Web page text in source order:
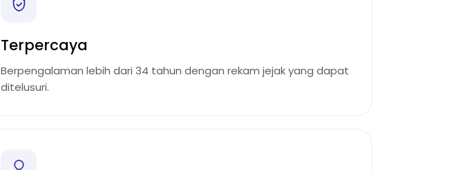
Terpercaya
Berpengalaman lebih dari 34 tahun dengan rekam jejak yang dapat
ditelusuri.